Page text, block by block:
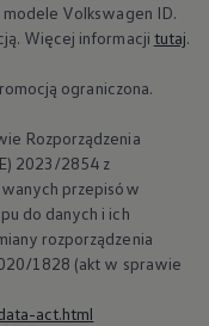
ręki
Klasyczny
Volkswagen ID.
Więcej informacji tutaj.
ograniczona.
Rozporządzenia
2023/2854 z
przepisów
do danych i ich
rozporządzenia
1828 (akt w sprawie
act.html